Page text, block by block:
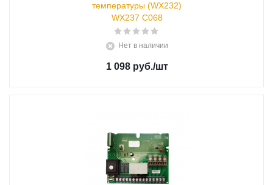
температуры (WX232)
WX237 C068
Нет в наличии
1 098 руб./шт